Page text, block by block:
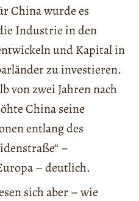
China wurde es
Industrie in den
und Kapital in
zu investieren.
von zwei Jahren nach
China seine
entlang des
–
– deutlich.
sich aber – wie